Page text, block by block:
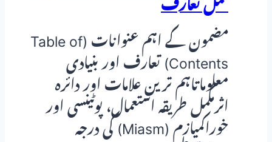
کا
مکمل
تعارف
مکمل تعارف
مضمون کے اہم عنوانات (Table of
Contents) تعارف اور بنیادی
معلوماتاہم ترین علامات اور دائرہ
اثرمکمل طریقہ استعمال، پوٹینسی اور
خوراکمیازم (Miasm) کی درجہ